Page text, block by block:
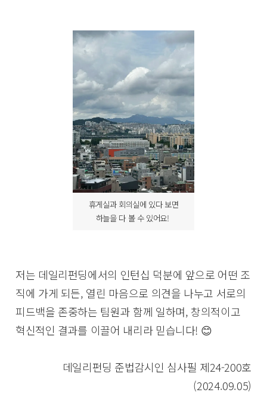
휴게실과 회의실에 있다 보면
하늘을 다 볼 수 있어요!
저는 데일리펀딩에서의 인턴십 덕분에 앞으로 어떤 조
직에 가게 되든, 열린 마음으로 의견을 나누고 서로의
피드백을 존중하는 팀원과 함께 일하며, 창의적이고
혁신적인 결과를 이끌어 내리라 믿습니다! 😊
데일리펀딩 준법감시인 심사필 제24-200호
(2024.09.05)